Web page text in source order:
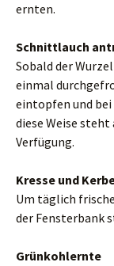
ernten.
Schnittlauch
Sobald der
einmal
eintopfen und bei
diese Weise steht
Verfügung.
Kresse und
Um täglich
der Fensterbank
Grünkohlernte